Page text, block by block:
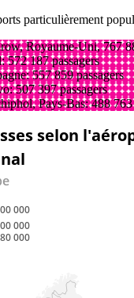
particulièrement
Royaume-Uni, 767
572 187 passagers
557 859 passagers
507 397 passagers
Pays-Bas: 488 763